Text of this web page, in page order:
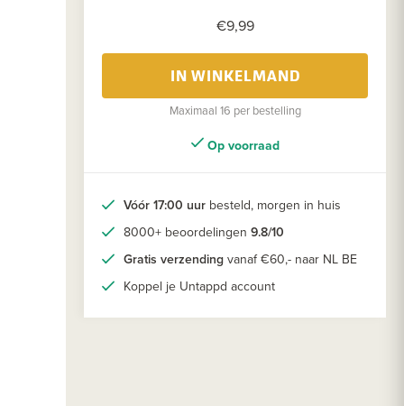
€9,99
IN WINKELMAND
Maximaal 16 per bestelling
Op voorraad
Vóór 17:00 uur besteld, morgen in huis
8000+ beoordelingen 9.8/10
Gratis verzending vanaf €60,- naar NL BE
Koppel je Untappd account